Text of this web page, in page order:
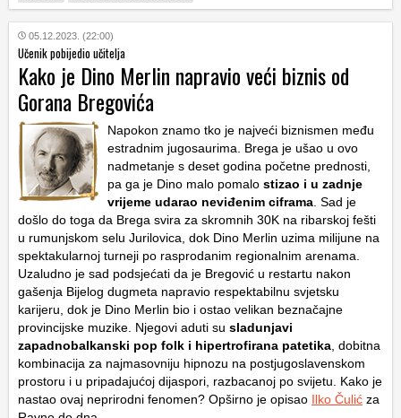
05.12.2023. (22:00)
Učenik pobijedio učitelja
Kako je Dino Merlin napravio veći biznis od
Gorana Bregovića
Napokon znamo tko je najveći biznismen među
estradnim jugosaurima. Brega je ušao u ovo
nadmetanje s deset godina početne prednosti,
pa ga je Dino malo pomalo stizao i u zadnje
vrijeme udarao neviđenim ciframa . Sad je
došlo do toga da Brega svira za skromnih 30K na ribarskoj fešti
u rumunjskom selu Jurilovica, dok Dino Merlin uzima milijune na
spektakularnoj turneji po rasprodanim regionalnim arenama.
Uzaludno je sad podsjećati da je Bregović u restartu nakon
gašenja Bijelog dugmeta napravio respektabilnu svjetsku
karijeru, dok je Dino Merlin bio i ostao velikan beznačajne
provincijske muzike. Njegovi aduti su sladunjavi
zapadnobalkanski pop folk i hipertrofirana patetika , dobitna
kombinacija za najmasovniju hipnozu na postjugoslavenskom
prostoru i u pripadajućoj dijaspori, razbacanoj po svijetu. Kako je
nastao ovaj neprirodni fenomen? Opširno je opisao Ilko Čulić za